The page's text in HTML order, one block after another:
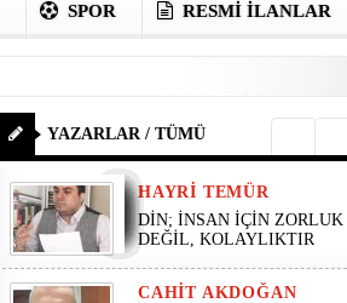
SPOR RESMI İLANLAR
YAZARLAR / TÜMÜ
HAYRI TEMÜR
DİN; İNSAN İÇİN ZORLUK
DEĞİL, KOLAYLIKTIR
CAHIT AKDOĞAN